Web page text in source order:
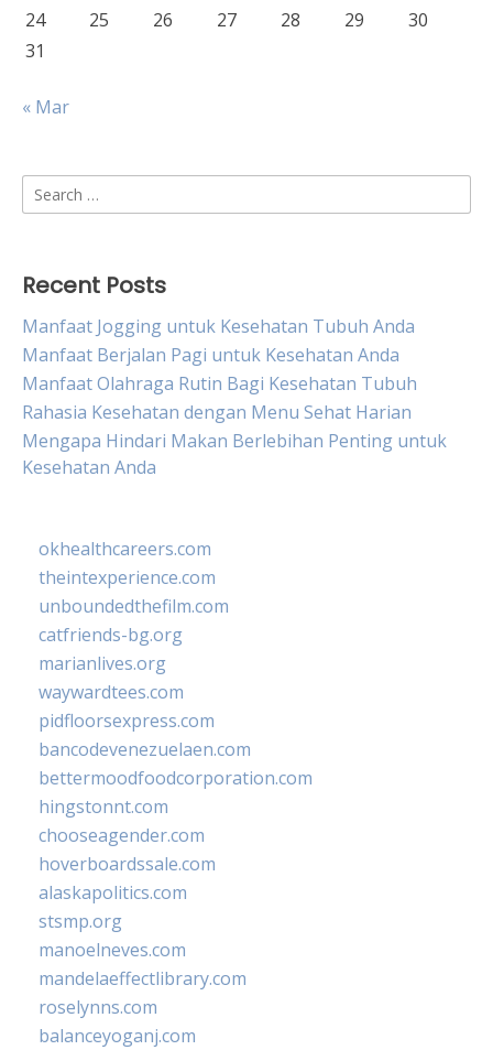
24
25 26 27 28 29
30
31
« Mar
Search
for:
Recent Posts
Manfaat Jogging untuk Kesehatan Tubuh Anda
Manfaat Berjalan Pagi untuk Kesehatan Anda
Manfaat Olahraga Rutin Bagi Kesehatan Tubuh
Rahasia Kesehatan dengan Menu Sehat Harian
Mengapa Hindari Makan Berlebihan Penting untuk
Kesehatan Anda
okhealthcareers.com
theintexperience.com
unboundedthefilm.com
catfriends-bg.org
marianlives.org
waywardtees.com
pidfloorsexpress.com
bancodevenezuelaen.com
bettermoodfoodcorporation.com
hingstonnt.com
chooseagender.com
hoverboardssale.com
alaskapolitics.com
stsmp.org
manoelneves.com
mandelaeffectlibrary.com
roselynns.com
balanceyoganj.com